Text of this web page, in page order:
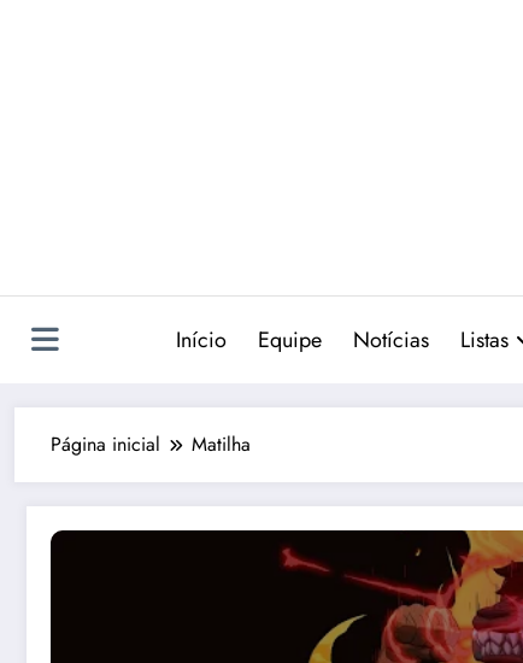
Início Equipe Notícias Listas
Página inicial Matilha